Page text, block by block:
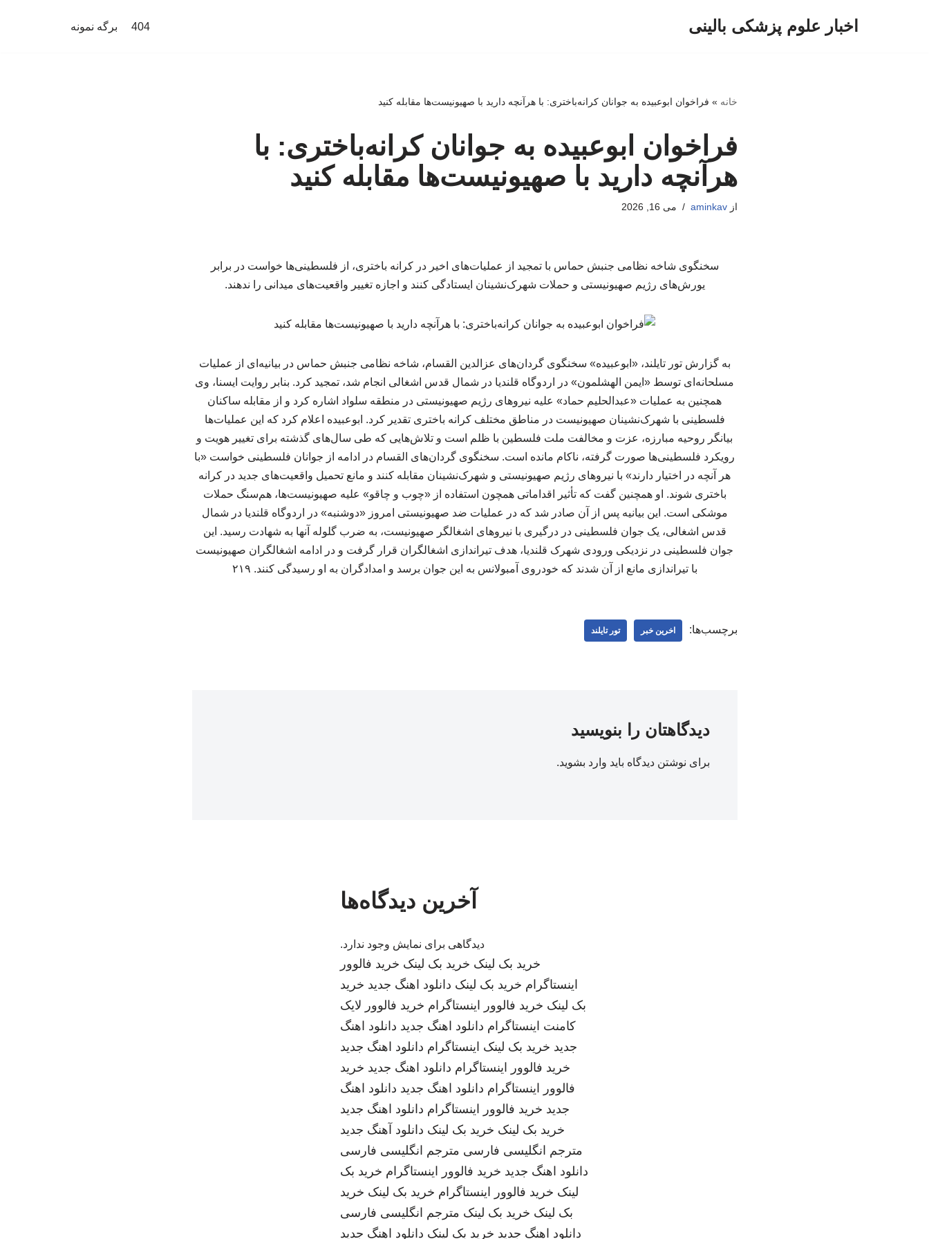
اخبار علوم پزشکی بالینی 404 برگه نمونه
خانه » فراخوان ابوعبیده به جوانان کرانه‌باختری: با هرآنچه دارید با صهیونیست‌ها مقابله کنید
فراخوان ابوعبیده به جوانان کرانه‌باختری: با
هرآنچه دارید با صهیونیست‌ها مقابله کنید
ازaminkav می 16, 2026
سخنگوی شاخه نظامی جنبش حماس با تمجید از عملیات‌های اخیر در کرانه باختری، از فلسطینی‌ها خواست در برابر
یورش‌های رژیم صهیونیستی و حملات شهرک‌نشینان ایستادگی کنند و اجازه تغییر واقعیت‌های میدانی را ندهند.
به گزارش تور تایلند، «ابوعبیده» سخنگوی گردان‌های عزالدین القسام، شاخه نظامی جنبش حماس در بیانیه‌ای از عملیات
مسلحانه‌ای توسط «ایمن الهشلمون» در اردوگاه قلندیا در شمال قدس اشغالی انجام شد، تمجید کرد. بنابر روایت ایسنا، وی
همچنین به عملیات «عبدالحلیم حماد» علیه نیروهای رژیم صهیونیستی در منطقه سلواد اشاره کرد و از مقابله ساکنان
فلسطینی با شهرک‌نشینان صهیونیست در مناطق مختلف کرانه باختری تقدیر کرد. ابوعبیده اعلام کرد که این عملیات‌ها
بیانگر روحیه مبارزه، عزت و مخالفت ملت فلسطین با ظلم است و تلاش‌هایی که طی سال‌های گذشته برای تغییر هویت و
رویکرد فلسطینی‌ها صورت گرفته، ناکام مانده است. سخنگوی گردان‌های القسام در ادامه از جوانان فلسطینی خواست «با
هر آنچه در اختیار دارند» با نیروهای رژیم صهیونیستی و شهرک‌نشینان مقابله کنند و مانع تحمیل واقعیت‌های جدید در کرانه
باختری شوند. او همچنین گفت که تأثیر اقداماتی همچون استفاده از «چوب و چاقو» علیه صهیونیست‌ها، هم‌سنگ حملات
موشکی است. این بیانیه پس از آن صادر شد که در عملیات ضد صهیونیستی امروز «دوشنبه» در اردوگاه قلندیا در شمال
قدس اشغالی، یک جوان فلسطینی در درگیری با نیروهای اشغالگر صهیونیست، به ضرب گلوله آنها به شهادت رسید. این
جوان فلسطینی در نزدیکی ورودی شهرک قلندیا، هدف تیراندازی اشغالگران قرار گرفت و در ادامه اشغالگران صهیونیست
با تیراندازی مانع از آن شدند که خودروی آمبولانس به این جوان برسد و امدادگران به او رسیدگی کنند. ۲۱۹
برچسب‌ها: اخرین خبر تور تایلند
دیدگاهتان را بنویسید
برای نوشتن دیدگاه باید وارد بشوید.
آخرین دیدگاه‌ها
دیدگاهی برای نمایش وجود ندارد.
خرید بک لینک خرید بک لینک خرید فالوور
اینستاگرام خرید بک لینک دانلود اهنگ جدید خرید
بک لینک خرید فالوور اینستاگرام خرید فالوور لایک
کامنت اینستاگرام دانلود اهنگ جدید دانلود اهنگ
جدید خرید بک لینک اینستاگرام دانلود اهنگ جدید
خرید فالوور اینستاگرام دانلود اهنگ جدید خرید
فالوور اینستاگرام دانلود اهنگ جدید دانلود اهنگ
جدید خرید فالوور اینستاگرام دانلود اهنگ جدید
خرید بک لینک خرید بک لینک دانلود آهنگ جدید
مترجم انگلیسی فارسی مترجم انگلیسی فارسی
دانلود اهنگ جدید خرید فالوور اینستاگرام خرید بک
لینک خرید فالوور اینستاگرام خرید بک لینک خرید
بک لینک خرید بک لینک مترجم انگلیسی فارسی
دانلود اهنگ جدید خرید بک لینک دانلود اهنگ جدید